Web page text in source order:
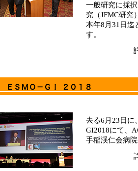
一般研究に採
究（JFMC研究
本年8月31日迄
す。
去る6月23日に
GI2018にて、
手稲渓仁会病